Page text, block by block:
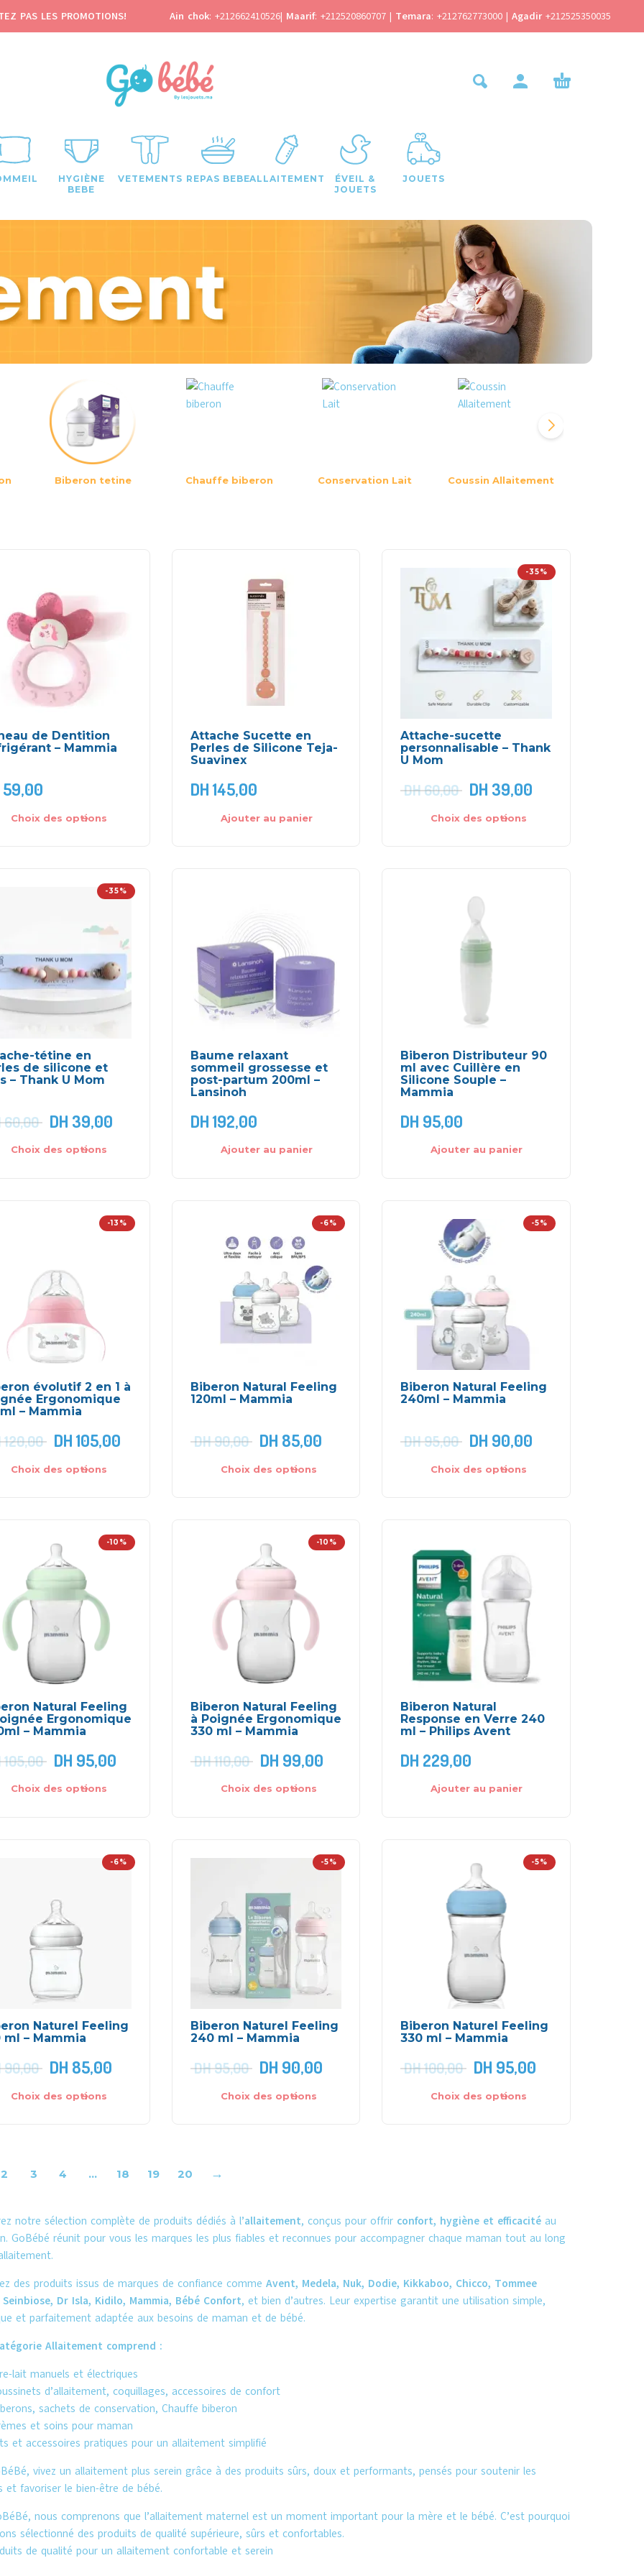
PAS LES PROMOTIONS! Ain chok: +212662410526| Maarif: +212520860707 | Temara: +212762773000 | Agadir +212525350035
HYGIÈNE
BEBE
VETEMENTS REPAS BEBEALLAITEMENT
ÉVEIL &
JOUETS
JOUETS
Biberon tetine Chauffe biberon Conservation Lait Coussin Allaitement
de Dentition
– Mammia
59,00
Choix des options
Attache Sucette en
Perles de Silicone Teja-
Suavinex
DH145,00
Ajouter au panier
-35%
Attache-sucette
personnalisable – Thank
U Mom
DH60,00 DH 39,00
Choix des options
-35%
tétine en
de silicone et
– Thank U Mom
60,00 DH 39,00
Choix des options
Baume relaxant
sommeil grossesse et
post-partum 200ml –
Lansinoh
DH192,00
Ajouter au panier
Biberon Distributeur 90
ml avec Cuillère en
Silicone Souple –
Mammia
DH 95,00
Ajouter au panier
-13%
évolutif 2 en 1 à
Ergonomique
– Mammia
120,00 DH105,00
Choix des options
-6%
Biberon Natural Feeling
120ml – Mammia
DH90,00 DH 85,00
Choix des options
-5%
Biberon Natural Feeling
240ml – Mammia
DH95,00 DH 90,00
Choix des options
-10%
Natural Feeling
Ergonomique
– Mammia
105,00 DH 95,00
Choix des options
-10%
Biberon Natural Feeling
à Poignée Ergonomique
330 ml – Mammia
DH110,00 DH 99,00
Choix des options
Biberon Natural
Response en Verre 240
ml – Philips Avent
DH 229,00
Ajouter au panier
-6%
Naturel Feeling
ml – Mammia
90,00 DH 85,00
Choix des options
-5%
Biberon Naturel Feeling
240 ml – Mammia
DH95,00 DH 90,00
Choix des options
-5%
Biberon Naturel Feeling
330 ml – Mammia
DH100,00 DH 95,00
Choix des options
2 3 4 … 18 19 20 →
notre sélection complète de produits dédiés à l’allaitement, conçus pour offrir confort, hygiène et efficacitéau
GoBébé réunit pour vous les marques les plus fiables et reconnues pour accompagner chaque maman tout au long
des produits issus de marques de confiance comme Avent, Medela, Nuk, Dodie, Kikkaboo, Chicco, Tommee
Dr Isla, Kidilo, Mammia, Bébé Confort, et bien d’autres. Leur expertise garantit une utilisation simple,
et parfaitement adaptée aux besoins de maman et de bébé.
Allaitement comprend :
lait manuels et électriques
d’allaitement, coquillages, accessoires de confort
sachets de conservation, Chauffe biberon
et soins pour maman
et accessoires pratiques pour un allaitement simplifié
, vivez un allaitement plus serein grâce à des produits sûrs, doux et performants, pensés pour soutenir les
et favoriser le bien-être de bébé.
, nous comprenons que l’allaitement maternel est un moment important pour la mère et le bébé. C’est pourquoi
sélectionné des produits de qualité supérieure, sûrs et confortables.
de qualité pour un allaitement confortable et serein